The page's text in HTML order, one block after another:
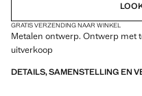
GRATIS VERZENDING NAAR WINKEL
Metalen ontwerp. Ontwerp met
uitverkoop
DETAILS, SAMENSTELLING EN